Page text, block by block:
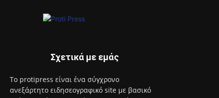
Σχετικά με εμάς
Το protipress είναι ένα σύγχρονο
ανεξάρτητο ειδησεογραφικό site με βασικό